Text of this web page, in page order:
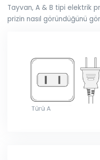
Tayvan, A & B tipi elektrik
prizin nasıl göründüğünü